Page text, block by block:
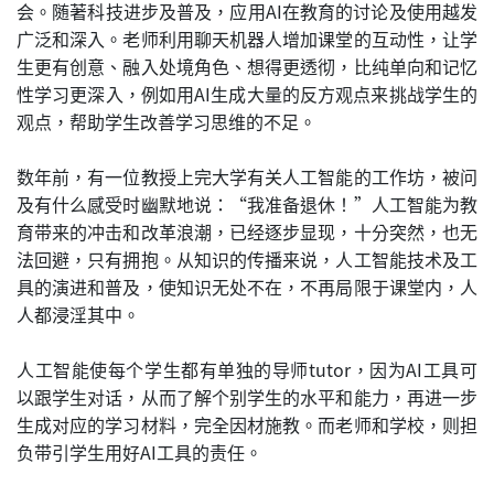
会。随著科技进步及普及，应用AI在教育的讨论及使用越发
广泛和深入。老师利用聊天机器人增加课堂的互动性，让学
生更有创意、融入处境角色、想得更透彻，比纯单向和记忆
性学习更深入，例如用AI生成大量的反方观点来挑战学生的
观点，帮助学生改善学习思维的不足。
数年前，有一位教授上完大学有关人工智能的工作坊，被问
及有什么感受时幽默地说：“我准备退休！”人工智能为教
育带来的冲击和改革浪潮，已经逐步显现，十分突然，也无
法回避，只有拥抱。从知识的传播来说，人工智能技术及工
具的演进和普及，使知识无处不在，不再局限于课堂内，人
人都浸淫其中。
人工智能使每个学生都有单独的导师tutor，因为AI工具可
以跟学生对话，从而了解个别学生的水平和能力，再进一步
生成对应的学习材料，完全因材施教。而老师和学校，则担
负带引学生用好AI工具的责任。